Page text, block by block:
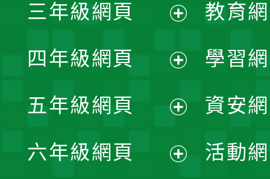
選
單
開
選
單
三年級網頁
開
選
單
四年級網頁
開
選
五年級網頁
開
六年級網頁
教育
學習
資安
活動